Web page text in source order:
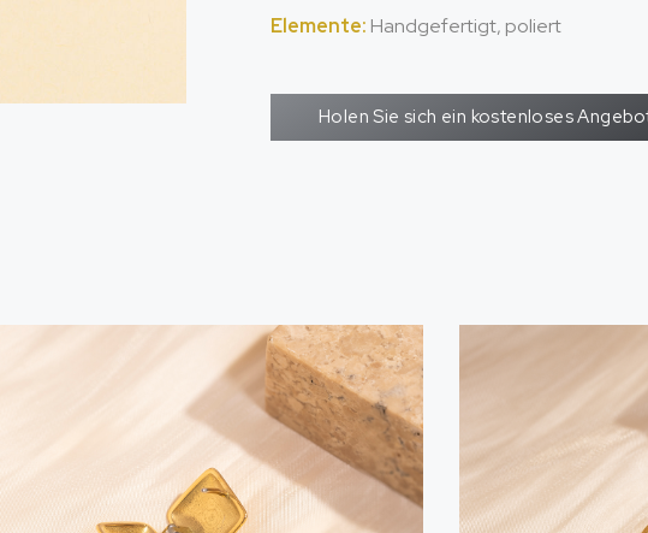
Elemente: Handgefertigt, poliert
Holen Sie sich ein kostenloses